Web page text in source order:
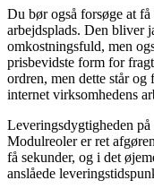
Du bør også forsøge at
arbejdsplads. Den bliver
omkostningsfuld, men
prisbevidste form for
ordren, men dette står
internet virksomhedens
Leveringsdygtigheden
Modulreoler er ret
få sekunder, og i det
anslåede